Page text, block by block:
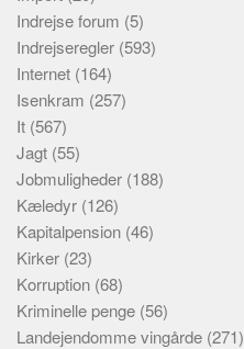
Indrejse forum (5)
Indrejseregler (593)
Internet (164)
Isenkram (257)
It (567)
Jagt (55)
Jobmuligheder (188)
Kæledyr (126)
Kapitalpension (46)
Kirker (23)
Korruption (68)
Kriminelle penge (56)
Landejendomme vingårde (271)